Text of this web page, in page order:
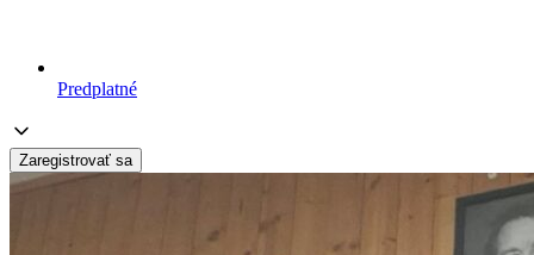
Predplatné
Zaregistrovať sa